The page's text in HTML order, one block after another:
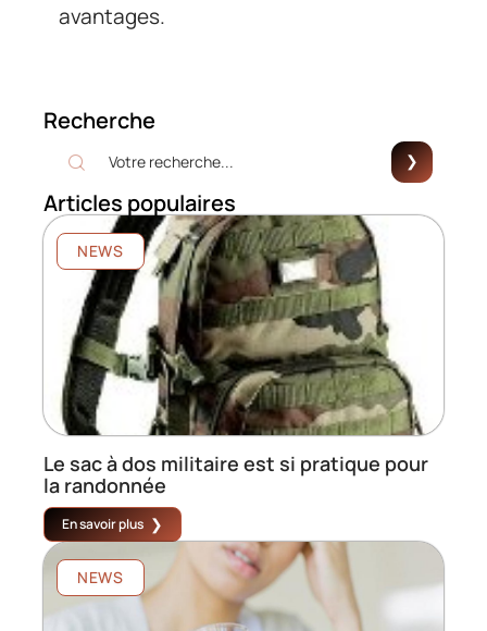
avantages.
Recherche
Articles populaires
NEWS
Le sac à dos militaire est si pratique pour
la randonnée
En savoir plus
NEWS